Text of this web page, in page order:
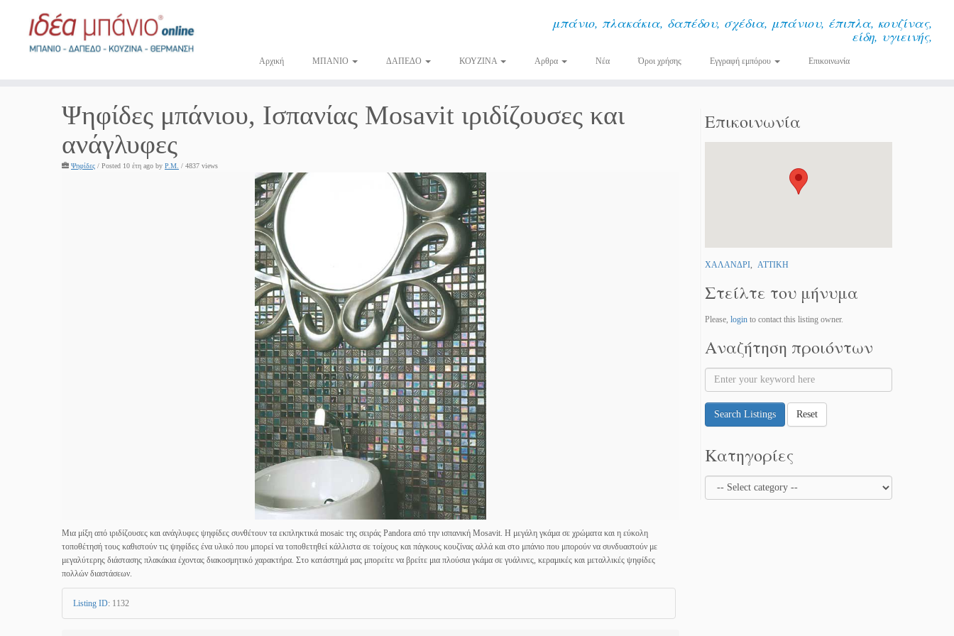
περιεχόμενο
μπάνιο, πλακάκια, δαπέδου, σχέδια, μπάνιου, έπιπλα, κουζίνας,
είδη, υγιεινής,
Αρχική ΜΠΑΝΙΟ ΔΑΠΕΔΟ ΚΟΥΖΙΝΑ Αρθρα Νέα Όροι χρήσης Εγγραφή εμπόρου Επικοινωνία
Ψηφίδες μπάνιου, Ισπανίας Mosavit ιριδίζουσες και
ανάγλυφες
Ψηφίδες / Posted 10 έτη ago by P.M. / 4837 views
Μια μίξη από ιριδίζουσες και ανάγλυφες ψηφίδες συνθέτουν τα εκπληκτικά mosaic της σειράς Pandora από την ισπανική Mosavit. Η μεγάλη γκάμα σε χρώματα και η εύκολη
τοποθέτησή τους καθιστούν τις ψηφίδες ένα υλικό που μπορεί να τοποθετηθεί κάλλιστα σε τοίχους και πάγκους κουζίνας αλλά και στο μπάνιο που μπορούν να συνδυαστούν με
μεγαλύτερης διάστασης πλακάκια έχοντας διακοσμητικό χαρακτήρα. Στο κατάστημά μας μπορείτε να βρείτε μια πλούσια γκάμα σε γυάλινες, κεραμικές και μεταλλικές ψηφίδες
πολλών διαστάσεων.
Listing ID: 1132
Επικοινωνία
ΧΑΛΑΝΔΡΙ ΑΤΤΙΚΗ
Στείλτε του μήνυμα
Please, login to contact this listing owner.
Αναζήτηση προιόντων
Search Listings Reset
Κατηγορίες